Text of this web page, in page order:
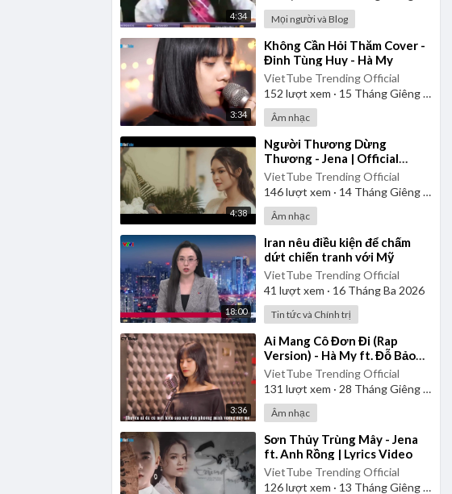
4:34 Mọi người và Blog
3:34
⁣Không Cần Hỏi Thăm Cover -
Đinh Tùng Huy - Hà My
VietTube Trending Official
152 lượt xem · 15 Tháng Giêng 2025
Âm nhạc
4:38
⁣Người Thương Dừng
Thương - Jena | Official
Music Video
VietTube Trending Official
146lượt xem · 14 Tháng Giêng 2025
Âm nhạc
18:00
⁣Iran nêu điều kiện để chấm
dứt chiến tranh với Mỹ
VietTube Trending Official
41 lượt xem · 16 Tháng Ba 2026
Tin tức và Chính trị
3:36
⁣Ai Mang Cô Đơn Đi (Rap
Version) - Hà My ft. Đỗ Bảo
Lâm
VietTube Trending Official
131 lượt xem · 28 Tháng Giêng 2025
Âm nhạc
⁣Sơn Thủy Trùng Mây - Jena
ft. Anh Rồng | Lyrics Video
VietTube Trending Official
126lượt xem · 13 Tháng Giêng 2025